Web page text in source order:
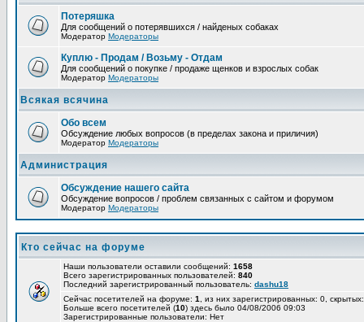
Потеряшка
Для сообщений о потерявшихся / найденых собаках
Модератор Модераторы
Куплю - Продам / Возьму - Отдам
Для сообщений о покупке / продаже щенков и взрослых собак
Модератор Модераторы
Всякая всячина
Обо всем
Обсуждение любых вопросов (в пределах закона и приличия)
Модератор Модераторы
Администрация
Обсуждение нашего сайта
Обсуждение вопросов / проблем связанных с сайтом и форумом
Модератор Модераторы
Кто сейчас на форуме
Наши пользователи оставили сообщений: 1658
Всего зарегистрированных пользователей: 840
Последний зарегистрированный пользователь: dashu18
Сейчас посетителей на форуме: 1
, из них зарегистрированных: 0,
Больше всего посетителей (10) здесь было 04/08/2006 09:03
Зарегистрированные пользователи: Нет